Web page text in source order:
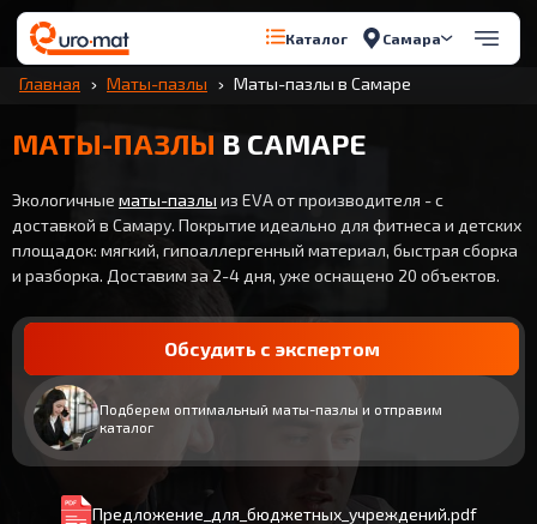
Каталог Самара
Главная Маты-пазлы Маты-пазлы в Самаре
МАТЫ-ПАЗЛЫ В САМАРЕ
Экологичные маты-пазлы из EVA от производителя - с
доставкой в Самару. Покрытие идеально для фитнеса и детских
площадок: мягкий, гипоаллергенный материал, быстрая сборка
и разборка. Доставим за 2-4 дня, уже оснащено 20 объектов.
Обсудить с экспертом
Подберем оптимальный маты-пазлы и отправим
каталог
Предложение_для_бюджетных_учреждений.pdf